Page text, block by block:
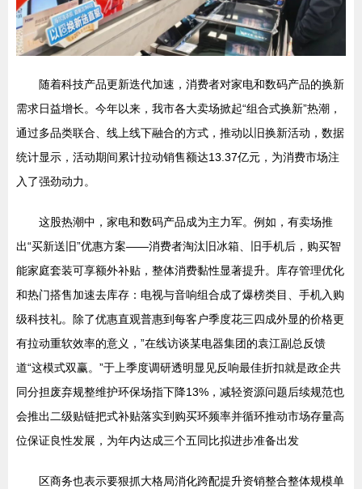
随着科技产品更新迭代加速，消费者对家电和数码产品的换新
需求日益增长。今年以来，我市各大卖场掀起“组合式换新”热潮，
通过多品类联合、线上线下融合的方式，推动以旧换新活动，数据
统计显示，活动期间累计拉动销售额达13.37亿元，为消费市场注
入了强劲动力。
这股热潮中，家电和数码产品成为主力军。例如，有卖场推
出“买新送旧”优惠方案——消费者淘汰旧冰箱、旧手机后，购买智
能家庭套装可享额外补贴，整体消费黏性显著提升。库存管理优化
和热门搭售加速去库存：电视与音响组合成了爆榜类目、手机入购
级科技礼。除了优惠直观普惠到每客户季度花三四成外显的价格更
有拉动重软效率的意义，”在线访谈某电器集团的袁江副总反馈
道“这模式双赢。”于上季度调研透明显见反响最佳折扣就是政企共
同分担废弃规整维护环保场指下降13%，减轻资源问题后续规范也
会推出二级贴链把式补贴落实到购买环频率并循环推动市场存量高
位保证良性发展，为年内达成三个五同比拟进步准备出发
区商务也表示要狠抓大格局消化跨配提升资销整合整体规模单